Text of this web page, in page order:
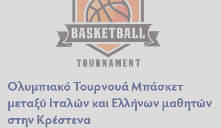
Ολυμπιακό Τουρνουά Μπάσκετ
μεταξύ Ιταλών και Ελλήνων μαθητών
στην Κρέστενα